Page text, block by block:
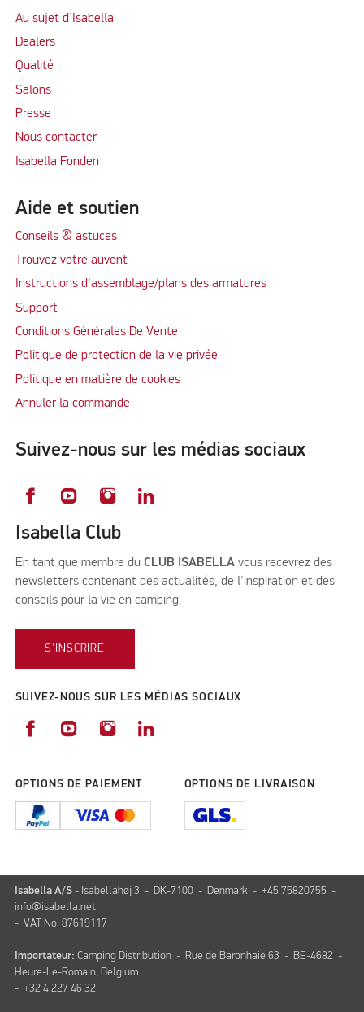
Au sujet d’Isabella
Dealers
Qualité
Salons
Presse
Nous contacter
Isabella Fonden
Aide et soutien
Conseils & astuces
Trouvez votre auvent
Instructions d'assemblage/plans des armatures
Support
Conditions Générales De Vente
Politique de protection de la vie privée
Politique en matière de cookies
Annuler la commande
Suivez-nous sur les médias sociaux
Isabella Club
En tant que membre du CLUB ISABELLA vous recevrez des
newsletters contenant des actualités, de l'inspiration et des
conseils pour la vie en camping.
S'INSCRIRE
SUIVEZ-NOUS SUR LES MÉDIAS SOCIAUX
OPTIONS DE PAIEMENT OPTIONS DE LIVRAISON
Isabella A/S - Isabellahøj 3 - DK-7100 - Denmark - +45 75820755 -
info@isabella.net
- VAT No. 87619117
Importateur: Camping Distribution - Rue de Baronhaie 63 - BE-4682 -
Heure-Le-Romain, Belgium
- +32 4 227 46 32